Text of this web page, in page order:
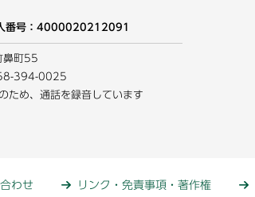
番号：4000020212091
鼻町55
394-0025
ため、通話を録音しています
わせ リンク・免責事項・著作権